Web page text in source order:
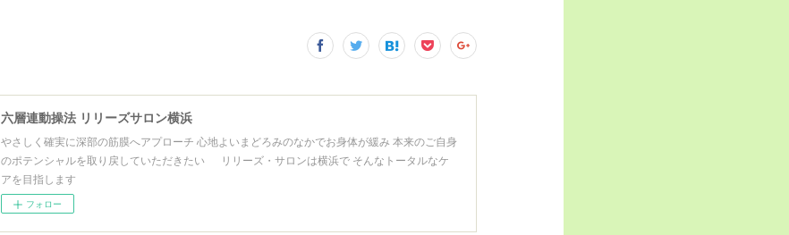
六層連動操法 リリーズサロン横浜
やさしく確実に深部の筋膜へアプローチ 心地よいまどろみのなかでお身体が緩み 本来のご自身
のポテンシャルを取り戻していただきたい リリーズ・サロンは横浜で そんなトータルなケ
アを目指します
フォロー